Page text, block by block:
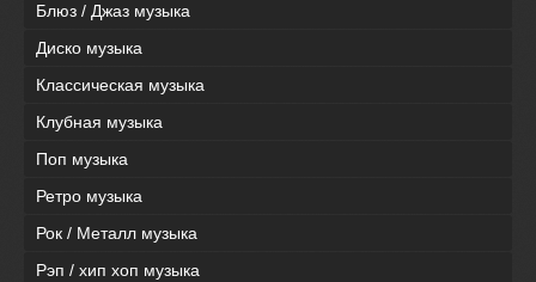
Блюз / Джаз музыка
Диско музыка
Классическая музыка
Клубная музыка
Поп музыка
Ретро музыка
Рок / Металл музыка
Рэп / хип хоп музыка